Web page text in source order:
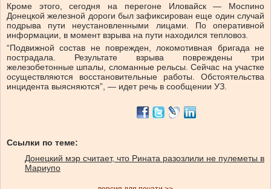
Кроме этого, сегодня на перегоне Иловайск — Моспино
Донецкой железной дороги был зафиксирован еще один случай
подрыва пути неустановленными лицами. По оперативной
информации, в момент взрыва на пути находился тепловоз.
“Подвижной состав не поврежден, локомотивная бригада не
пострадала. Результате взрыва повреждены три
железобетонные шпалы, сломанные рельсы. Сейчас на участке
осуществляются восстановительные работы. Обстоятельства
инцидента выясняются”, — идет речь в сообщении УЗ.
Ссылки по теме:
Донецкий мэр считает, что Рината разозлили не пулеметы в
Мариупо